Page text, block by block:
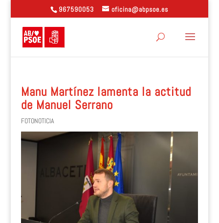
967590053 oficina@abpsoe.es
Manu Martínez lamenta la actitud
de Manuel Serrano
FOTONOTICIA